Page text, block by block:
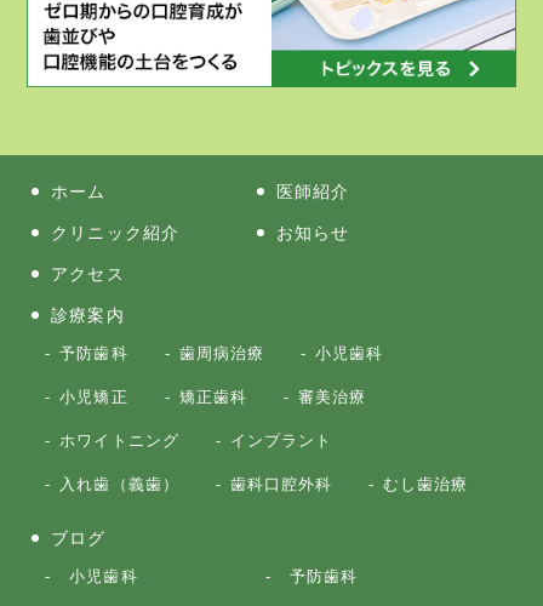
ホーム 医師紹介
クリニック紹介 お知らせ
アクセス
診療案内
予防歯科 歯周病治療 小児歯科
小児矯正 矯正歯科 審美治療
ホワイトニング インプラント
入れ歯（義歯） 歯科口腔外科 むし歯治療
ブログ
小児歯科 予防歯科